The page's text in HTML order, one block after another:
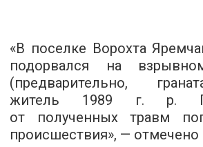
«В поселке Ворохта
подорвался на
(предварительно,
житель 1989 г. р.
от полученных травм
происшествия», —